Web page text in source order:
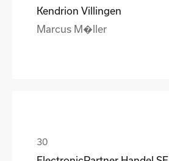
Kendrion Villingen
Marcus M�ller